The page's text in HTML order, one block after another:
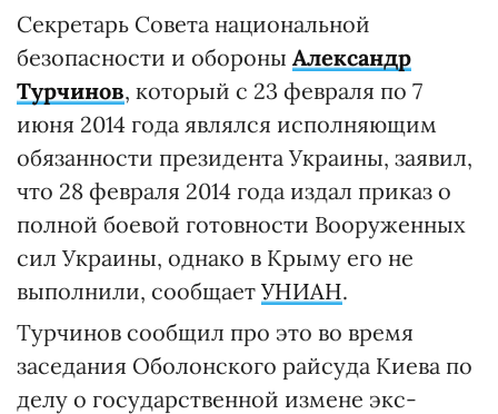
Секретарь Совета национальной
безопасности и обороны Александр
Турчинов, который с 23 февраля по 7
июня 2014 года являлся исполняющим
обязанности президента Украины, заявил,
что 28 февраля 2014 года издал приказ о
полной боевой готовности Вооруженных
сил Украины, однако в Крыму его не
выполнили, сообщает УНИАН.
Турчинов сообщил про это во время
заседания Оболонского райсуда Киева по
делу о государственной измене экс-